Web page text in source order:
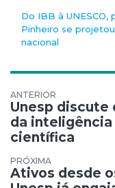
Do IBB à UNESCO,
Pinheiro se
nacional
Unesp discute
da
científica
Ativos desde